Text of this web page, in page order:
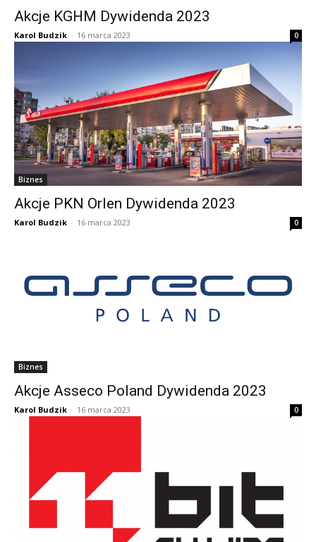
Akcje KGHM Dywidenda 2023
Karol Budzik - 16 marca 2023 0
Biznes
Akcje PKN Orlen Dywidenda 2023
Karol Budzik - 16 marca 2023 0
Biznes
Akcje Asseco Poland Dywidenda 2023
Karol Budzik - 16 marca 2023 0